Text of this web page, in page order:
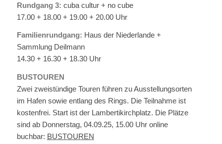
Rundgang 3: cuba cultur + no cube
17.00 + 18.00 + 19.00 + 20.00 Uhr
Familienrundgang: Haus der Niederlande +
Sammlung Deilmann
14.30 + 16.30 + 18.30 Uhr
BUSTOUREN
Zwei zweistündige Touren führen zu Ausstellungsorten
im Hafen sowie entlang des Rings. Die Teilnahme ist
kostenfrei. Start ist der Lambertikirchplatz. Die Plätze
sind ab Donnerstag, 04.09.25, 15.00 Uhr online
buchbar: BUSTOUREN